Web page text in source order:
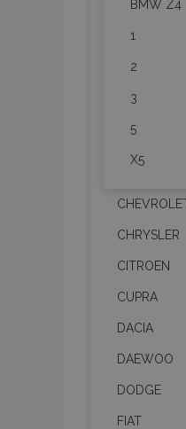
BMW Z4
1
2
3
5
X5
CHRYSLER
CITROEN
CUPRA
DACIA
DAEWOO
DODGE
FIAT